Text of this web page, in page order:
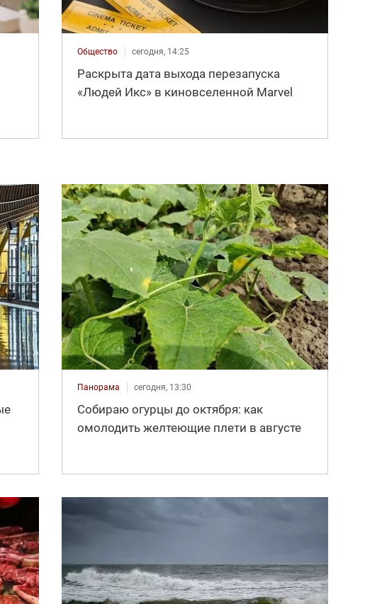
Общество сегодня, 14:25
Раскрыта дата выхода перезапуска
«Людей Икс» в киновселенной Marvel
Панорама сегодня, 13:30
Собираю огурцы до октября: как
омолодить желтеющие плети в августе